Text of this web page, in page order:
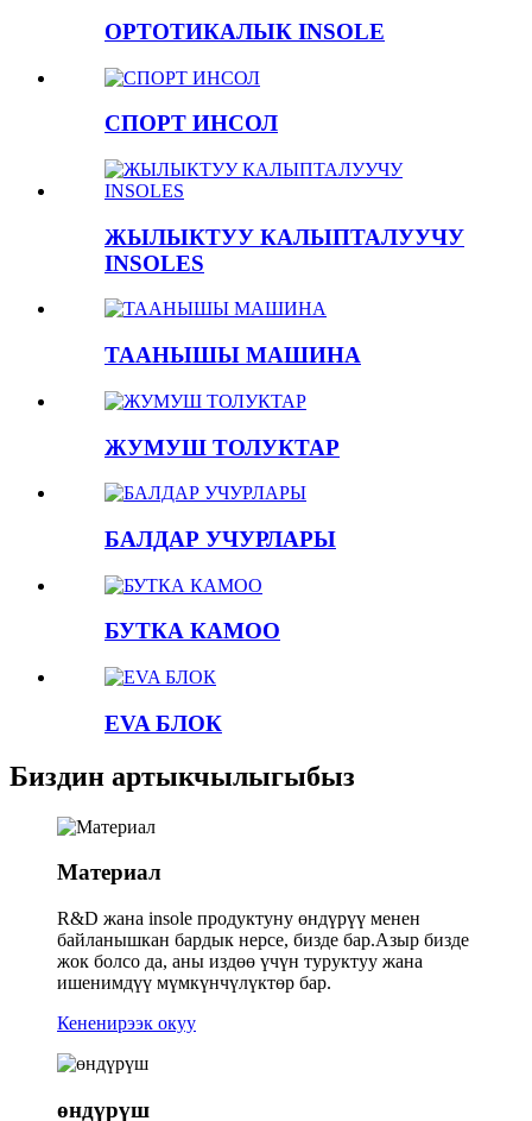
ОРТОТИКАЛЫК INSOLE
СПОРТ ИНСОЛ
ЖЫЛЫКТУУ КАЛЫПТАЛУУЧУ
INSOLES
ТААНЫШЫ МАШИНА
ЖУМУШ ТОЛУКТАР
БАЛДАР УЧУРЛАРЫ
БУТКА КАМОО
EVA БЛОК
Биздин артыкчылыгыбыз
Материал
R&D жана insole продуктуну өндүрүү менен
байланышкан бардык нерсе, бизде бар.Азыр бизде
жок болсо да, аны издөө үчүн туруктуу жана
ишенимдүү мүмкүнчүлүктөр бар.
Кененирээк окуу
өндүрүш